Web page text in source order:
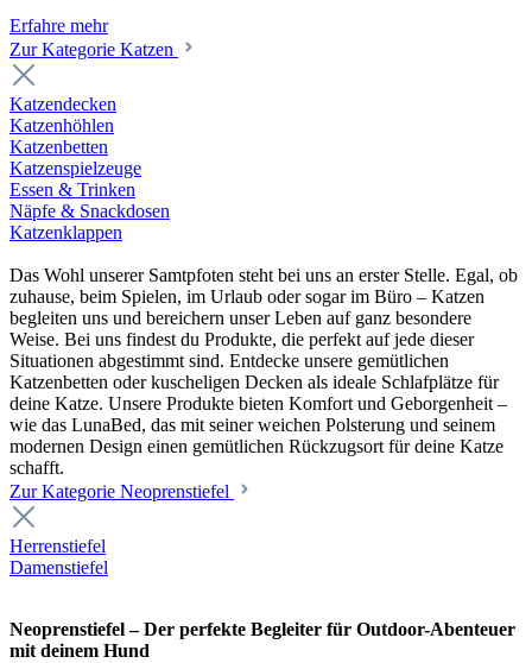
Erfahre mehr
Zur Kategorie Katzen
Katzendecken
Katzenhöhlen
Katzenbetten
Katzenspielzeuge
Essen & Trinken
Näpfe & Snackdosen
Katzenklappen
Das Wohl unserer Samtpfoten steht bei uns an erster Stelle. Egal, ob
zuhause, beim Spielen, im Urlaub oder sogar im Büro – Katzen
begleiten uns und bereichern unser Leben auf ganz besondere
Weise. Bei uns findest du Produkte, die perfekt auf jede dieser
Situationen abgestimmt sind. Entdecke unsere gemütlichen
Katzenbetten oder kuscheligen Decken als ideale Schlafplätze für
deine Katze. Unsere Produkte bieten Komfort und Geborgenheit –
wie das LunaBed, das mit seiner weichen Polsterung und seinem
modernen Design einen gemütlichen Rückzugsort für deine Katze
schafft.
Zur Kategorie Neoprenstiefel
Herrenstiefel
Damenstiefel
Neoprenstiefel – Der perfekte Begleiter für Outdoor-Abenteuer
mit deinem Hund